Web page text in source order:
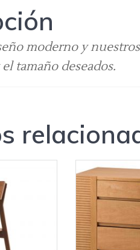
moderno y
tamaño deseados.